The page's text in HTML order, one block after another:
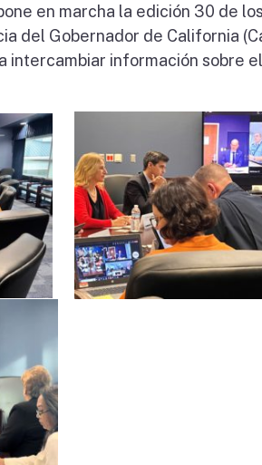
en marcha la edición 30 de
del Gobernador de California
intercambiar información sobre